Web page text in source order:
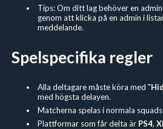
Tips: Om ditt lag behöver en
genom att klicka på en admin i
meddelande.
Spelspecifika regler
Alla deltagare måste köra med "
med högsta delayen.
Matcherna spelas i normala
Plattformar som får delta är PS4,